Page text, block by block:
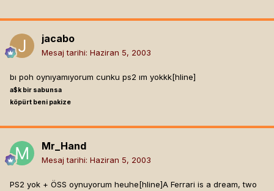
jacabo
Mesaj tarihi: Haziran 5, 2003
bı poh oynıyamıyorum cunku ps2 ım yokkk[hline]
a$k bir sabunsa
köpürt beni pakize
Mr_Hand
Mesaj tarihi: Haziran 5, 2003
PS2 yok + ÖSS oynuyorum heuhe[hline]A Ferrari is a dream, two